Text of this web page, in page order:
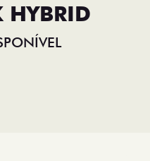
HYBRID